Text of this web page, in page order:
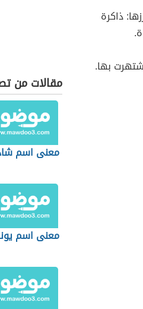
ذاكرة
بها.
مقالات من
معنى اسم
معنى اسم